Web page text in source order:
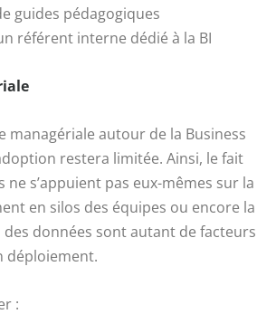
guides pédagogiques
référent interne dédié à la BI
managériale autour de la Business
restera limitée. Ainsi, le fait
ne s’appuient pas eux-mêmes sur la
en silos des équipes ou encore la
données sont autant de facteurs
déploiement.
: